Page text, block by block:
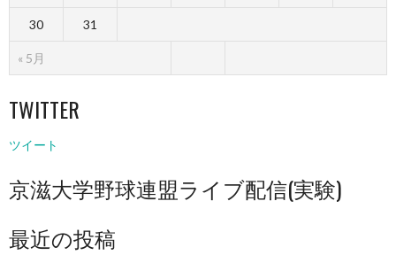
« 5月
30 31
TWITTER
ツイート
京滋大学野球連盟ライブ配信(実験)
最近の投稿